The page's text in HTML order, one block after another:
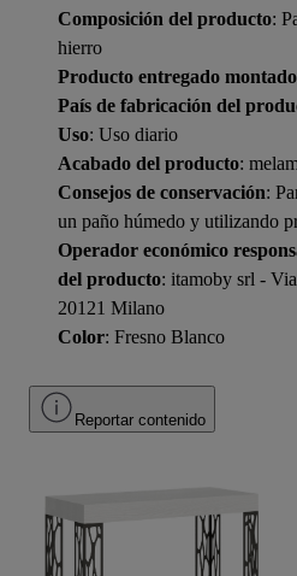
Composición del producto:
hierro
Producto entregado montado
País de fabricación del
Uso: Uso diario
Acabado del producto:
Consejos de conservación:
un paño húmedo y utilizando
Operador económico
del producto: itamoby srl -
20121 Milano
Color: Fresno Blanco
Reportar contenido